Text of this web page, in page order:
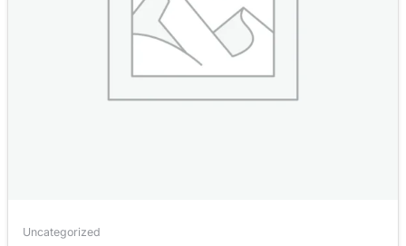
Uncategorized